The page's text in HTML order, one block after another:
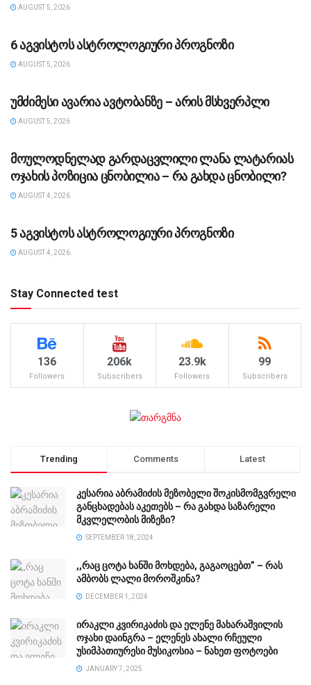
AUGUST 5, 2026
6 აგვისტოს ასტროლოგიური პროგნოზი
AUGUST 5, 2026
უმძიმესი ავარია ავტობანზე – არის მსხვერპლი
AUGUST 5, 2026
მოულოდნელად გარდაცვლილი ლანა ლატარიას
ოჯახის პოზიცია ცნობილია – რა გახდა ცნობილი?
AUGUST 4, 2026
5 აგვისტოს ასტროლოგიური პროგნოზი
AUGUST 4, 2026
Stay Connected test
136
Followers
206k
Subscribers
23.9k
Followers
99
Subscribers
Trending Comments Latest
კესარია აბრამიძის მეზობელი შოკისმომგვრელი
განცხადებას აკეთებს – რა გახდა საზარელი
მკვლელობის მიზეზი?
SEPTEMBER 18, 2024
,,რაც ცოტა ხანში მოხდება, გაგაოცებთ” – რას
ამბობს ლალი მოროშკინა?
DECEMBER 1, 2024
ირაკლი კვირიკაძის და ელენე მახარაშვილის
ოჯახი დაინგრა – ელენეს ახალი რჩეული
უსიმპათიურესი მუსიკოსია – ნახეთ ფოტოები
JANUARY 7, 2025